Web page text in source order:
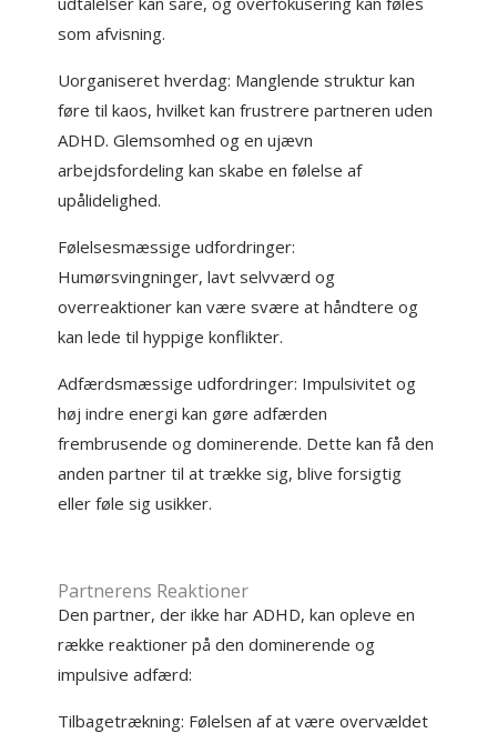
som afvisning.
Uorganiseret hverdag: Manglende struktur kan
føre til kaos, hvilket kan frustrere partneren uden
ADHD. Glemsomhed og en ujævn
arbejdsfordeling kan skabe en følelse af
upålidelighed.
Følelsesmæssige udfordringer:
Humørsvingninger, lavt selvværd og
overreaktioner kan være svære at håndtere og
kan lede til hyppige konflikter.
Adfærdsmæssige udfordringer: Impulsivitet og
høj indre energi kan gøre adfærden
frembrusende og dominerende. Dette kan få den
anden partner til at trække sig, blive forsigtig
eller føle sig usikker.
Partnerens Reaktioner
Den partner, der ikke har ADHD, kan opleve en
række reaktioner på den dominerende og
impulsive adfærd:
Tilbagetrækning: Følelsen af at være overvældet